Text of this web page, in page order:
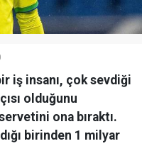
iş insanı, çok sevdiği
olduğunu
ona bıraktı.
birinden 1 milyar